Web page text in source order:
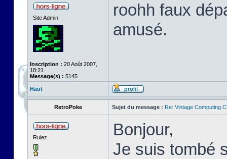
Site Admin
Inscription : 20 Août 2007,
18:21
Message(s) : 5145
roohh faux
amusé.
Haut
RetroPoke Sujet du message : Re: Vintage Computing
Rulez
Bonjour,
Je suis tombé